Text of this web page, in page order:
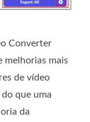
Converter
melhorias mais
de vídeo
que uma
da